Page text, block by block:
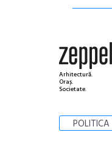
Arhitectură.
Oraș.
Societate.
POLITICA